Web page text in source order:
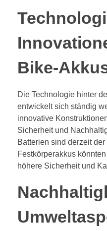
Bike-
Die Technologie hinter
entwickelt sich ständig
innovative
Sicherheit und
Batterien sind derzeit
Festkörperakkus
höhere Sicherheit und